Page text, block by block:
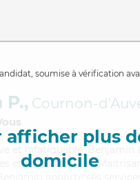
soumise à vérification
plus
domicile
Cournon-
et infatiguable, Benjamin
et Sociales (CSS).